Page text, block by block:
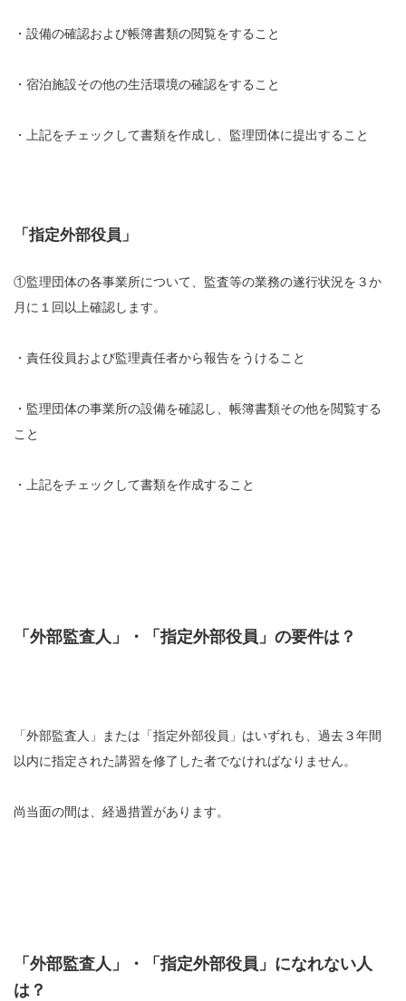
・設備の確認および帳簿書類の閲覧をすること
・宿泊施設その他の生活環境の確認をすること
・上記をチェックして書類を作成し、監理団体に提出すること
「指定外部役員」
①監理団体の各事業所について、監査等の業務の遂行状況を３か
月に１回以上確認します。
・責任役員および監理責任者から報告をうけること
・監理団体の事業所の設備を確認し、帳簿書類その他を閲覧する
こと
・上記をチェックして書類を作成すること
「外部監査人」・「指定外部役員」の要件は？
「外部監査人」または「指定外部役員」はいずれも、過去３年間
以内に指定された講習を修了した者でなければなりません。
尚当面の間は、経過措置があります。
「外部監査人」・「指定外部役員」になれない人
は？